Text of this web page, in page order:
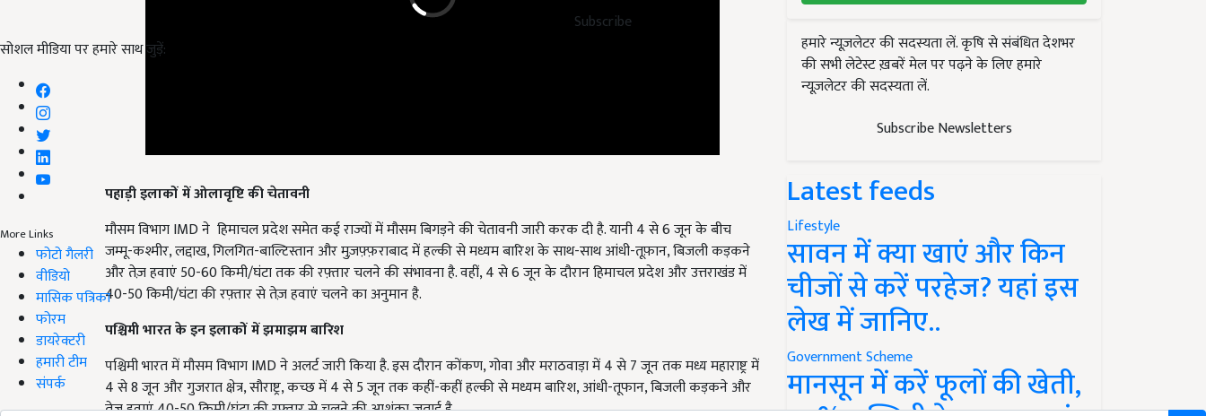
Subscribe
सोशल मीडिया पर हमारे साथ जुड़ें:
More Links
फोटो गैलरी
वीडियो
मासिक पत्रिका
फोरम
डायरेक्टरी
हमारी टीम
संपर्क
मौसम विभाग IMD ने हिमाचल प्रदेश समेत कई राज्यों में मौसम बिगड़ने की चेतावनी जारी करक दी है. यानी 4 से 6 जून के बीच
जम्मू-कश्मीर, लद्दाख, गिलगित-बाल्टिस्तान और मुज़फ़्फ़राबाद में हल्की से मध्यम बारिश के साथ-साथ आंधी-तूफ़ान, बिजली कड़कने
और तेज़ हवाएं 50-60 किमी/घंटा तक की रफ़्तार चलने की संभावना है. वहीं, 4 से 6 जून के दौरान हिमाचल प्रदेश और उत्तराखंड में
40-50 किमी/घंटा की रफ़्तार से तेज़ हवाएं चलने का अनुमान है.
पश्चिमी भारत के इन इलाकों में झमाझम बारिश
पश्चिमी भारत में मौसम विभाग IMD ने अलर्ट जारी किया है. इस दौरान कोंकण, गोवा और मराठवाड़ा में 4 से 7 जून तक मध्य महाराष्ट्र में
4 से 8 जून और गुजरात क्षेत्र, सौराष्ट्र, कच्छ में 4 से 5 जून तक कहीं-कहीं हल्की से मध्यम बारिश, आंधी-तूफान, बिजली कड़कने और
तेज़ हवाएं 40-50 किमी/घंटा की रफ़्तार से चलने की आशंका जताई है.
हमारे न्यूज़लेटर की सदस्यता लें. कृषि से संबंधित देशभर
की सभी लेटेस्ट ख़बरें मेल पर पढ़ने के लिए हमारे
न्यूज़लेटर की सदस्यता लें.
Subscribe Newsletters
Latest feeds
Lifestyle
सावन में क्या खाएं और किन
चीजों से करें परहेज? यहां इस
लेख में जानिए..
Government Scheme
मानसून में करें फूलों की खेती,